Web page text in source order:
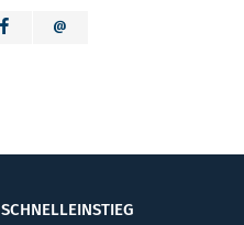
SCHNELLEINSTIEG